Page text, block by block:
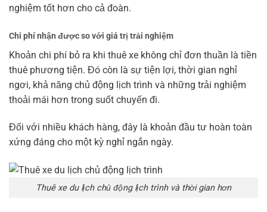
nghiệm tốt hơn cho cả đoàn.
Chi phí nhận được so với giá trị trải nghiệm
Khoản chi phí bỏ ra khi thuê xe không chỉ đơn thuần là tiền
thuê phương tiện. Đó còn là sự tiện lợi, thời gian nghỉ
ngơi, khả năng chủ động lịch trình và những trải nghiệm
thoải mái hơn trong suốt chuyến đi.
Đối với nhiều khách hàng, đây là khoản đầu tư hoàn toàn
xứng đáng cho một kỳ nghỉ ngắn ngày.
Thuê xe du lịch chủ động lịch trình và thời gian hơn